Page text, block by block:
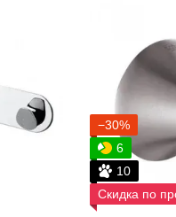
−30%
6
10
Скидка по